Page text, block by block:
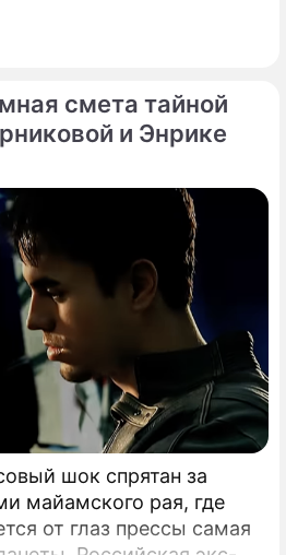
смета тайной
и Энрике
шок спрятан за
майамского рая, где
от глаз прессы самая